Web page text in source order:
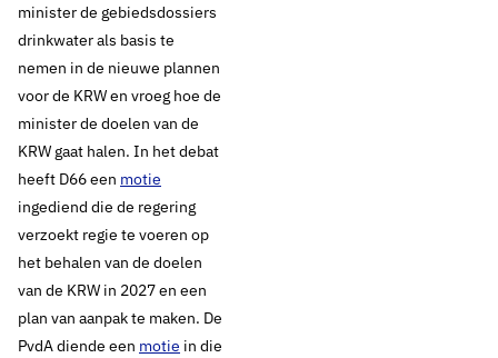
minister de gebiedsdossiers
drinkwater als basis te
nemen in de nieuwe plannen
voor de KRW en vroeg hoe de
minister de doelen van de
KRW gaat halen. In het debat
heeft D66 een motie
ingediend die de regering
verzoekt regie te voeren op
het behalen van de doelen
van de KRW in 2027 en een
plan van aanpak te maken. De
PvdA diende een motie in die